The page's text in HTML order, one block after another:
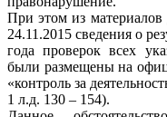
При этом из материалов
24.11.2015 сведения о
года проверок всех
были размещены на
«контроль за
1 л.д. 130 – 154).